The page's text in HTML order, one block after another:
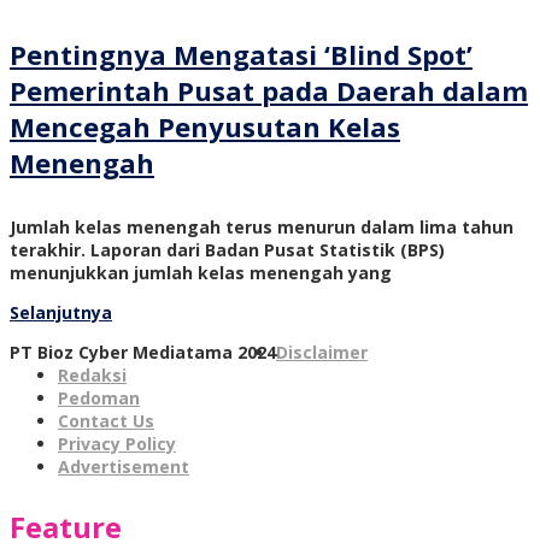
Pentingnya Mengatasi ‘Blind Spot’
Pemerintah Pusat pada Daerah dalam
Mencegah Penyusutan Kelas
Menengah
Jumlah kelas menengah terus menurun dalam lima tahun
terakhir. Laporan dari Badan Pusat Statistik (BPS)
menunjukkan jumlah kelas menengah yang
Selanjutnya
PT Bioz Cyber Mediatama 2024Disclaimer
Redaksi
Pedoman
Contact Us
Privacy Policy
Advertisement
Feature